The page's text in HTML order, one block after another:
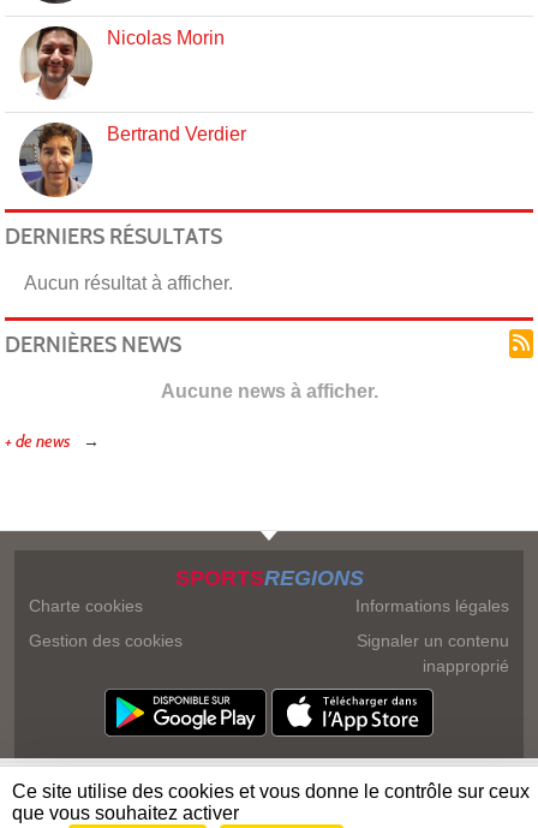
Nicolas Morin
Bertrand Verdier
DERNIERS RÉSULTATS
Aucun résultat à afficher.
DERNIÈRES NEWS
Aucune news à afficher.
+ de news
SPORTSREGIONS
Charte cookies
Gestion des cookies
Informations légales
Signaler un contenu
inapproprié
Ce site utilise des cookies et vous donne le contrôle sur ceux
que vous souhaitez activer